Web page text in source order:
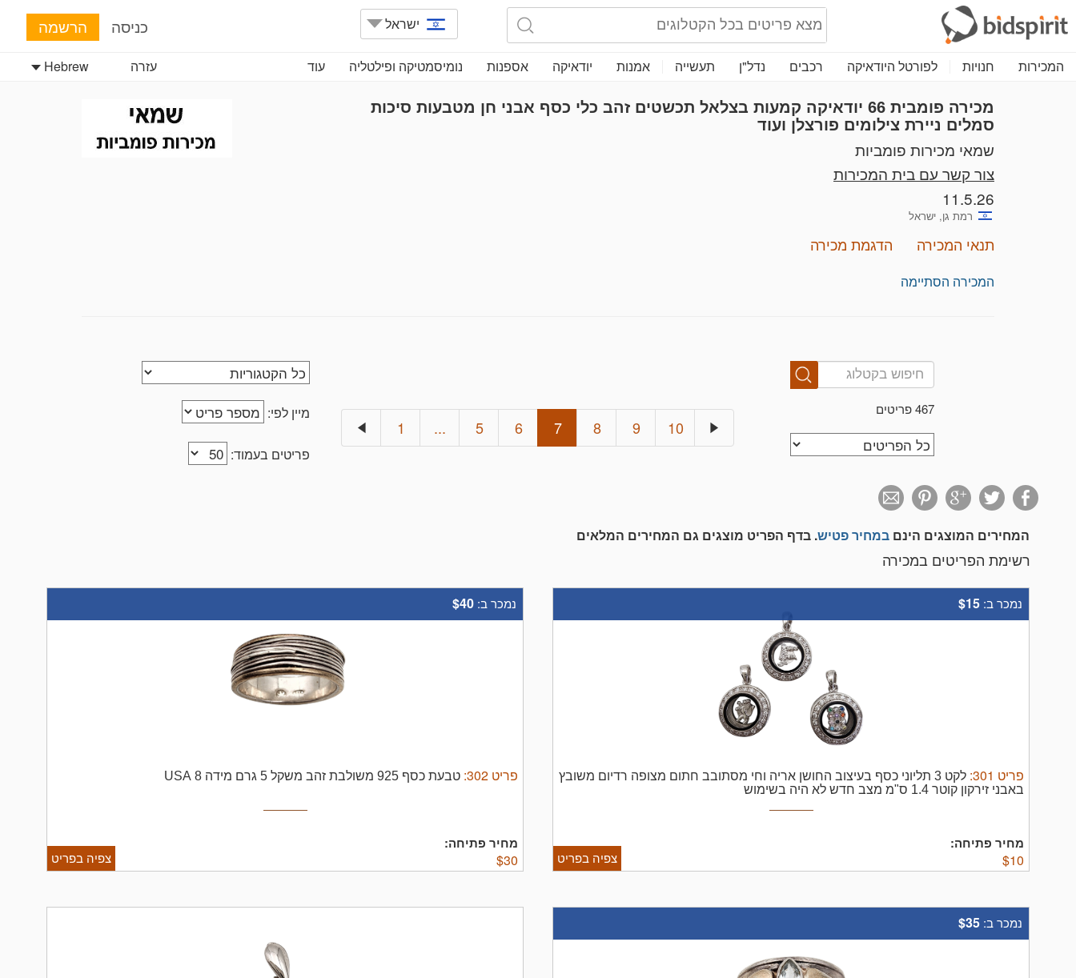
ישראל כניסה הרשמה
המכירות חנויות לפורטל היודאיקה רכבים נדל"ן תעשייה אמנות יודאיקה אספנות נומיסמטיקה ופילטליה עוד Hebrew עזרה
מכירה פומבית 66
יודאיקה קמעות בצלאל תכשטים זהב כלי כסף אבני חן מטבעות סיכות
סמלים ניירת צילומים פורצלן ועוד
שמאי מכירות פומביות
צור קשר עם בית המכירות
11.5.26
רמת גן, ישראל
תנאי המכירה הדגמת מכירה
המכירה הסתיימה
467 פריטים מיין לפי:
פריטים בעמוד:
1 ... 5 6 7 8 9 10
המחירים המוצגים הינם במחיר פטיש. בדף הפריט מוצגים גם המחירים המלאים
רשימת הפריטים במכירה
נמכר ב: $15
פריט 301
:
לקט 3 תליוני כסף בעיצוב החושן אריה וחי מסתובב חתום מצופה רדיום משובץ
באבני זירקון קוטר 1.4 ס"מ מצב חדש לא היה בשימוש
מחיר פתיחה:
$10 צפיה בפריט
נמכר ב: $40
פריט 302
: טבעת כסף 925 משולבת זהב משקל 5 גרם מידה 8 USA
מחיר פתיחה:
$30 צפיה בפריט
נמכר ב: $35